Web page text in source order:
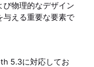
物理的なデザイン
与える重要な要素で
5.3に対応してお